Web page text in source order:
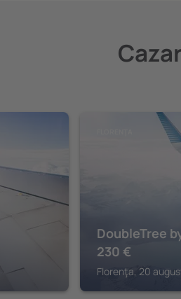
DoubleTree
230 €
Florenţa, 20